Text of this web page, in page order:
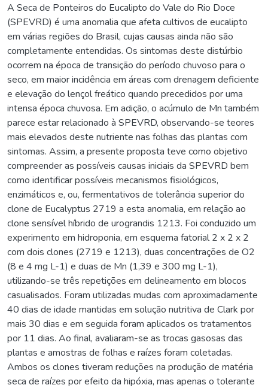
A Seca de Ponteiros do Eucalipto do Vale do Rio Doce
(SPEVRD) é uma anomalia que afeta cultivos de eucalipto
em várias regiões do Brasil, cujas causas ainda não são
completamente entendidas. Os sintomas deste distúrbio
ocorrem na época de transição do período chuvoso para o
seco, em maior incidência em áreas com drenagem deficiente
e elevação do lençol freático quando precedidos por uma
intensa época chuvosa. Em adição, o acúmulo de Mn também
parece estar relacionado à SPEVRD, observando-se teores
mais elevados deste nutriente nas folhas das plantas com
sintomas. Assim, a presente proposta teve como objetivo
compreender as possíveis causas iniciais da SPEVRD bem
como identificar possíveis mecanismos fisiológicos,
enzimáticos e, ou, fermentativos de tolerância superior do
clone de Eucalyptus 2719 a esta anomalia, em relação ao
clone sensível híbrido de urograndis 1213. Foi conduzido um
experimento em hidroponia, em esquema fatorial 2 x 2 x 2
com dois clones (2719 e 1213), duas concentrações de O2
(8 e 4 mg L-1) e duas de Mn (1,39 e 300 mg L-1),
utilizando-se três repetições em delineamento em blocos
casualisados. Foram utilizadas mudas com aproximadamente
40 dias de idade mantidas em solução nutritiva de Clark por
mais 30 dias e em seguida foram aplicados os tratamentos
por 11 dias. Ao final, avaliaram-se as trocas gasosas das
plantas e amostras de folhas e raízes foram coletadas.
Ambos os clones tiveram reduções na produção de matéria
seca de raízes por efeito da hipóxia, mas apenas o tolerante